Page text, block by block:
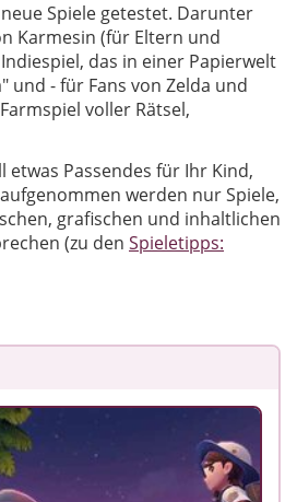
Spiele getestet. Darunter
Karmesin (für Eltern und
das in einer Papierwelt
und - für Fans von Zelda und
voller Rätsel,
etwas Passendes für Ihr Kind,
werden nur Spiele,
grafischen und inhaltlichen
(zu den Spieletipps: